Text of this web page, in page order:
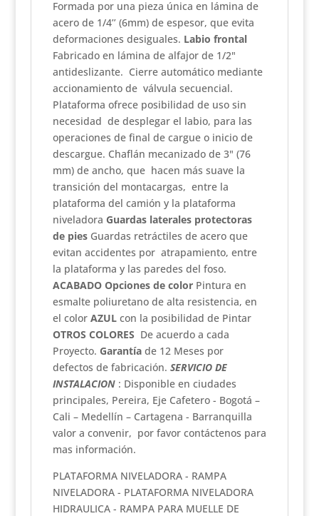
Formada por una pieza única en lámina de
acero de 1/4’’ (6mm) de espesor, que evita
deformaciones desiguales. Labio frontal
Fabricado en lámina de alfajor de 1/2"
antideslizante. Cierre automático mediante
accionamiento de válvula secuencial.
Plataforma ofrece posibilidad de uso sin
necesidad de desplegar el labio, para las
operaciones de final de cargue o inicio de
descargue. Chaflán mecanizado de 3" (76
mm) de ancho, que hacen más suave la
transición del montacargas, entre la
plataforma del camión y la plataforma
niveladora Guardas laterales protectoras
de pies Guardas retráctiles de acero que
evitan accidentes por atrapamiento, entre
la plataforma y las paredes del foso.
ACABADO Opciones de color Pintura en
esmalte poliuretano de alta resistencia, en
el color AZULcon la posibilidad de Pintar
OTROS COLORES De acuerdo a cada
Proyecto. Garantíade 12 Meses por
defectos de fabricación. SERVICIO DE
INSTALACION: Disponible en ciudades
principales, Pereira, Eje Cafetero - Bogotá –
Cali – Medellín – Cartagena - Barranquilla
valor a convenir, por favor contáctenos para
mas información.
PLATAFORMA NIVELADORA - RAMPA
NIVELADORA - PLATAFORMA NIVELADORA
HIDRAULICA - RAMPA PARA MUELLE DE